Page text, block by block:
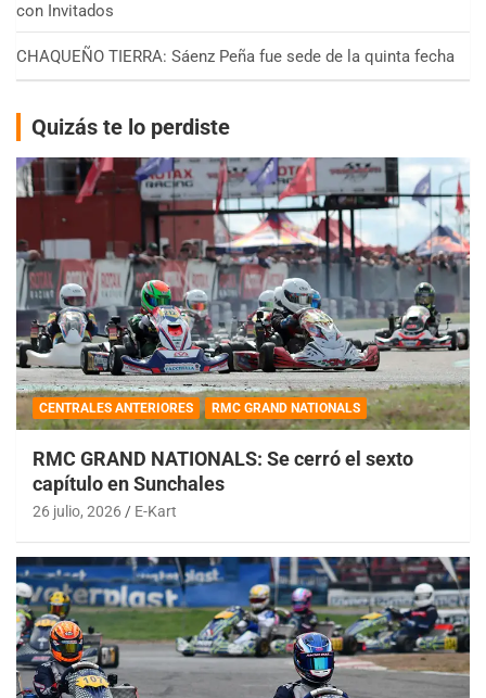
con Invitados
CHAQUEÑO TIERRA: Sáenz Peña fue sede de la quinta fecha
Quizás te lo perdiste
CENTRALES ANTERIORES RMC GRAND NATIONALS
RMC GRAND NATIONALS: Se cerró el sexto
capítulo en Sunchales
26 julio, 2026 E-Kart